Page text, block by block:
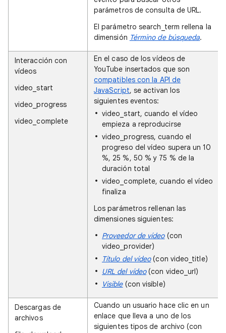
parámetros de consulta de URL.
El parámetro search_term rellena la
dimensión Término de búsqueda.
Interacción con
vídeos
video_start
video_progress
video_complete
En el caso de los vídeos de
YouTube insertados que son
compatibles con la API de
JavaScript, se activan los
siguientes eventos:
video_start, cuando el vídeo
empieza a reproducirse
video_progress, cuando el
progreso del vídeo supera un 10
%, 25 %, 50 % y 75 % de la
duración total
video_complete, cuando el vídeo
finaliza
Los parámetros rellenan las
dimensiones siguientes:
Proveedor de vídeo(con
video_provider)
Título del vídeo(con video_title)
URL del vídeo(con video_url)
Visible(con visible)
Descargas de
archivos
Cuando un usuario hace clic en un
enlace que lleva a uno de los
siguientes tipos de archivo (con